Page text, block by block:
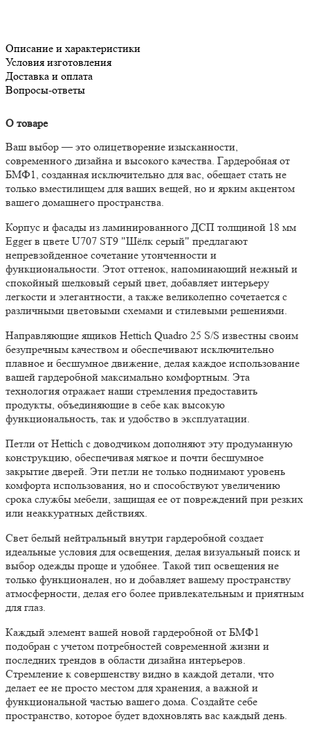
Описание и характеристики
Условия изготовления
Доставка и оплата
Вопросы-ответы
О товаре
Ваш выбор — это олицетворение изысканности,
современного дизайна и высокого качества. Гардеробная от
БМФ1, созданная исключительно для вас, обещает стать не
только вместилищем для ваших вещей, но и ярким акцентом
вашего домашнего пространства.
Корпус и фасады из ламинированного ДСП толщиной 18 мм
Egger в цвете U707 ST9 "Шёлк серый" предлагают
непревзойденное сочетание утонченности и
функциональности. Этот оттенок, напоминающий нежный и
спокойный шелковый серый цвет, добавляет интерьеру
легкости и элегантности, а также великолепно сочетается с
различными цветовыми схемами и стилевыми решениями.
Направляющие ящиков Hettich Quadro 25 S/S известны своим
безупречным качеством и обеспечивают исключительно
плавное и бесшумное движение, делая каждое использование
вашей гардеробной максимально комфортным. Эта
технология отражает наши стремления предоставить
продукты, объединяющие в себе как высокую
функциональность, так и удобство в эксплуатации.
Петли от Hettich с доводчиком дополняют эту продуманную
конструкцию, обеспечивая мягкое и почти бесшумное
закрытие дверей. Эти петли не только поднимают уровень
комфорта использования, но и способствуют увеличению
срока службы мебели, защищая ее от повреждений при резких
или неаккуратных действиях.
Свет белый нейтральный внутри гардеробной создает
идеальные условия для освещения, делая визуальный поиск и
выбор одежды проще и удобнее. Такой тип освещения не
только функционален, но и добавляет вашему пространству
атмосферности, делая его более привлекательным и приятным
для глаз.
Каждый элемент вашей новой гардеробной от БМФ1
подобран с учетом потребностей современной жизни и
последних трендов в области дизайна интерьеров.
Стремление к совершенству видно в каждой детали, что
делает ее не просто местом для хранения, а важной и
функциональной частью вашего дома. Создайте себе
пространство, которое будет вдохновлять вас каждый день.